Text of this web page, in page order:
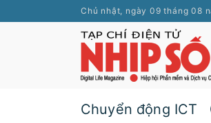
Chủ nhật, ngày 09 tháng 08
Chuyển động ICT